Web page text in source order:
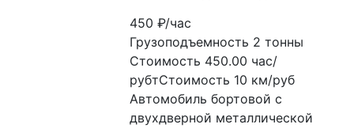
450₽/час
Грузоподъемность 2 тонны
Стоимость 450.00 час/
рубтСтоимость 10 км/руб
Автомобиль бортовой с
двухдверной металлической